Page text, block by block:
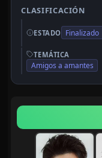
CLASIFICACIÓN
ESTADO Finalizado
TEMÁTICA
Amigos a amantes